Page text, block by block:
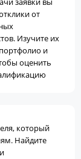
от
Изучите их
и
оценить
который
Найдите